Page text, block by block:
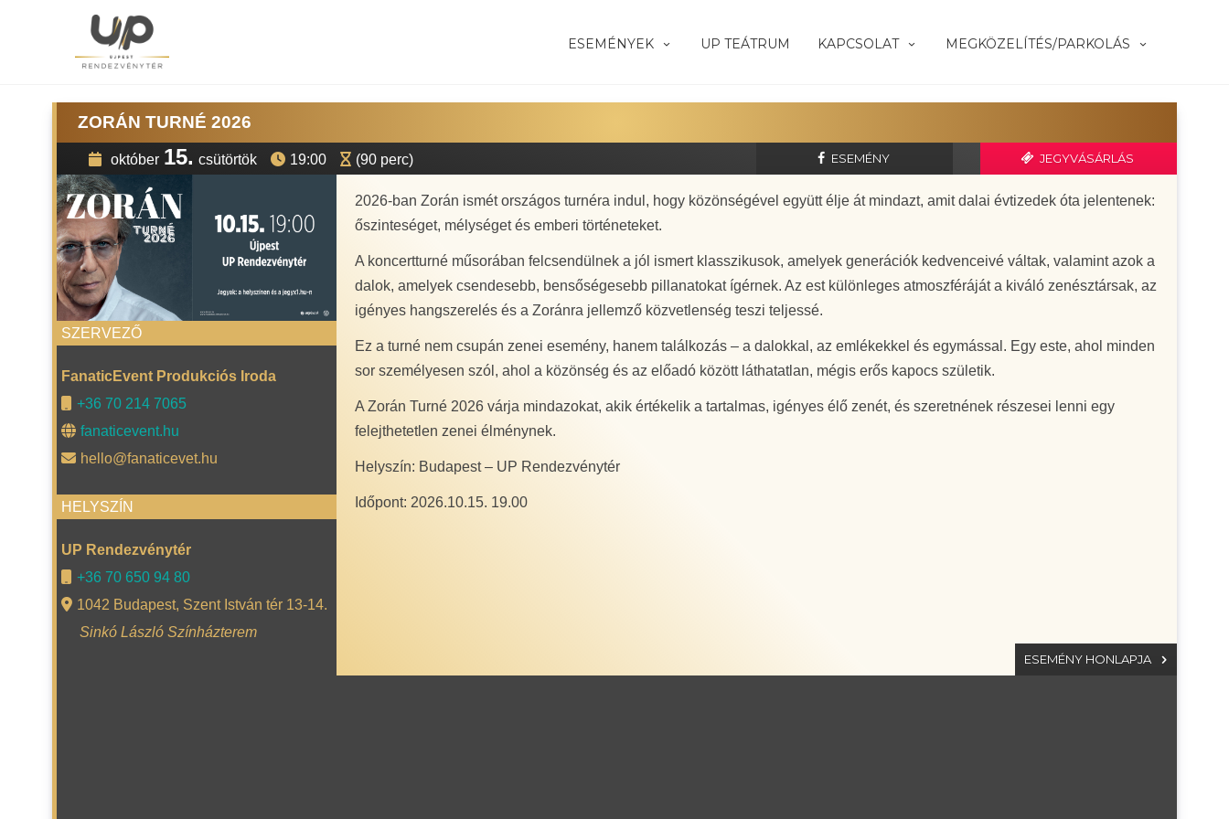
ESEMÉNYEK UP TEÁTRUM KAPCSOLAT MEGKÖZELÍTÉS/PARKOLÁS
ZORÁN TURNÉ 2026
október 15. csütörtök 19:00 (90 perc) ESEMÉNY JEGYVÁSÁRLÁS
SZERVEZŐ
FanaticEvent Produkciós Iroda
+36 70 214 7065
fanaticevent.hu
hello@fanaticevet.hu
HELYSZÍN
UP Rendezvénytér
+36 70 650 94 80
1042 Budapest, Szent István tér 13-14.
Sinkó László Színházterem
2026-ban Zorán ismét országos turnéra indul, hogy közönségével együtt élje át mindazt, amit dalai évtizedek óta jelentenek:
őszinteséget, mélységet és emberi történeteket.
A koncertturné műsorában felcsendülnek a jól ismert klasszikusok, amelyek generációk kedvenceivé váltak, valamint azok a
dalok, amelyek csendesebb, bensőségesebb pillanatokat ígérnek. Az est különleges atmoszféráját a kiváló zenésztársak, az
igényes hangszerelés és a Zoránra jellemző közvetlenség teszi teljessé.
Ez a turné nem csupán zenei esemény, hanem találkozás – a dalokkal, az emlékekkel és egymással. Egy este, ahol minden
sor személyesen szól, ahol a közönség és az előadó között láthatatlan, mégis erős kapocs születik.
A Zorán Turné 2026 várja mindazokat, akik értékelik a tartalmas, igényes élő zenét, és szeretnének részesei lenni egy
felejthetetlen zenei élménynek.
Helyszín: Budapest – UP Rendezvénytér
Időpont: 2026.10.15. 19.00
ESEMÉNY HONLAPJA